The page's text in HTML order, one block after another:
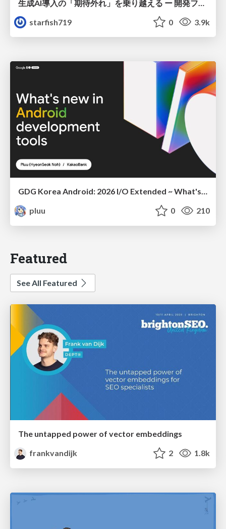
starfish719
0 3.9k
GDG Korea Android: 2026 I/O Extended ~ What's new in Android development tools
pluu
0 210
Featured
See All Featured
The untapped power of vector embeddings
frankvandijk
2 1.8k